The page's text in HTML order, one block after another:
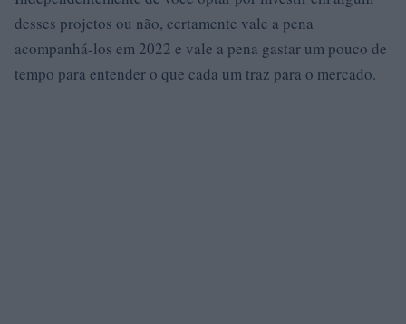
desses projetos ou não, certamente vale a pena
acompanhá-los em 2022 e vale a pena gastar um pouco de
tempo para entender o que cada um traz para o mercado.